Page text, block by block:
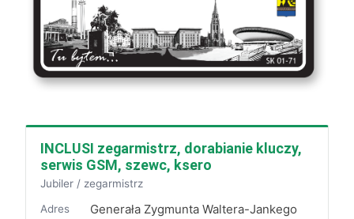
INCLUSI zegarmistrz, dorabianie kluczy,
serwis GSM, szewc, ksero
Jubiler / zegarmistrz
Adres
Generała Zygmunta Waltera-Jankego